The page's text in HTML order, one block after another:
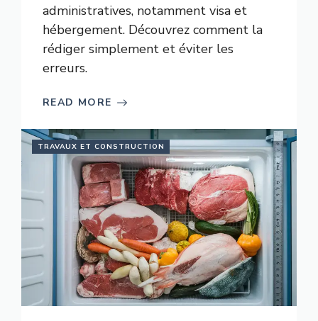
administratives, notamment visa et
hébergement. Découvrez comment la
rédiger simplement et éviter les
erreurs.
READ MORE
TRAVAUX ET CONSTRUCTION